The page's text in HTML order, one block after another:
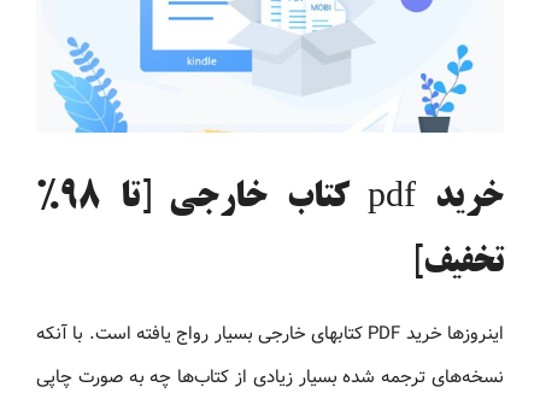
خرید pdf کتاب خارجی [تا 98%
تخفیف]
اینروزها خرید PDF کتاب‎های خارجی بسیار رواج یافته است. با آنکه
نسخه‌های ترجمه شده بسیار زیادی از کتاب‌ها چه به صورت چاپی